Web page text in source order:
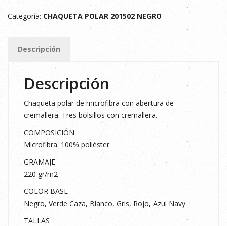
NEGRO
M
cantidad
Categoría: CHAQUETA POLAR 201502 NEGRO
Descripción
Descripción
Chaqueta polar de microfibra con abertura de
cremallera. Tres bolsillos con cremallera.
COMPOSICIÓN
Microfibra. 100% poliéster
GRAMAJE
220 gr/m2
COLOR BASE
Negro, Verde Caza, Blanco, Gris, Rojo, Azul Navy
TALLAS